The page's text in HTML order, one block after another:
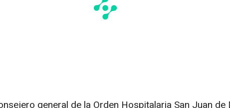
general de la Orden Hospitalaria San Juan de